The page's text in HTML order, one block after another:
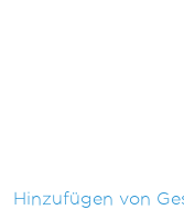
Hinzufügen von